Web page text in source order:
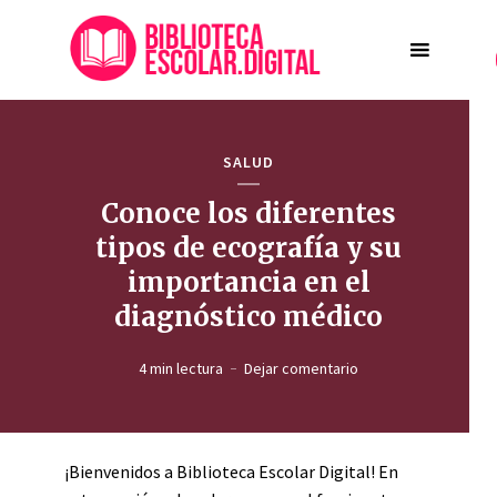
SALUD
Conoce los diferentes
tipos de ecografía y su
importancia en el
diagnóstico médico
4 min lectura Dejar comentario
¡Bienvenidos a Biblioteca Escolar Digital! En